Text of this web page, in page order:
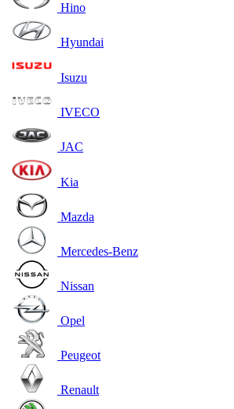
Hino
Hyundai
Isuzu
IVECO
JAC
Kia
Mazda
Mercedes-Benz
Nissan
Opel
Peugeot
Renault